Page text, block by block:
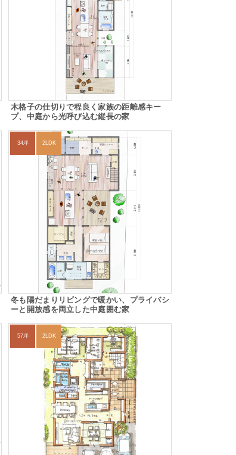
木格子の仕切りで程良く家族の距離感キー
プ、中庭から光呼び込む縦長の家
34坪 2LDK
冬も陽だまりリビングで暖かい、プライバシ
ーと開放感を両立した中庭囲む家
57坪 2LDK